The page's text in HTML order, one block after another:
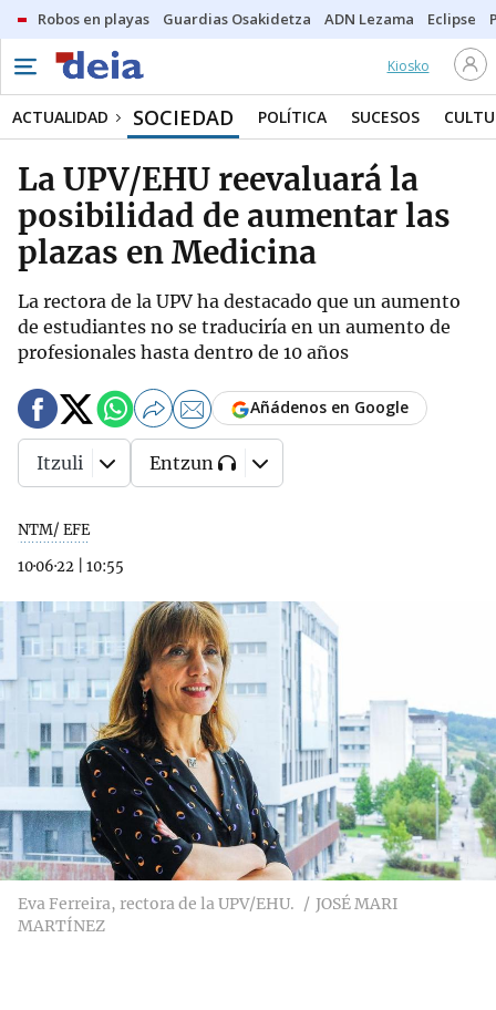
Robos en playas Guardias Osakidetza ADN Lezama Eclipse
Kiosko
ACTUALIDAD SOCIEDAD POLÍTICA SUCESOS
La UPV/EHU reevaluará la
posibilidad de aumentar las
plazas en Medicina
La rectora de la UPV ha destacado que un aumento
de estudiantes no se traduciría en un aumento de
profesionales hasta dentro de 10 años
NTM/ EFE
10·06·22
10:55
Añádenos en Google
Itzuli Entzun
Eva Ferreira, rectora de la UPV/EHU.
JOSÉ MARI
MARTÍNEZ